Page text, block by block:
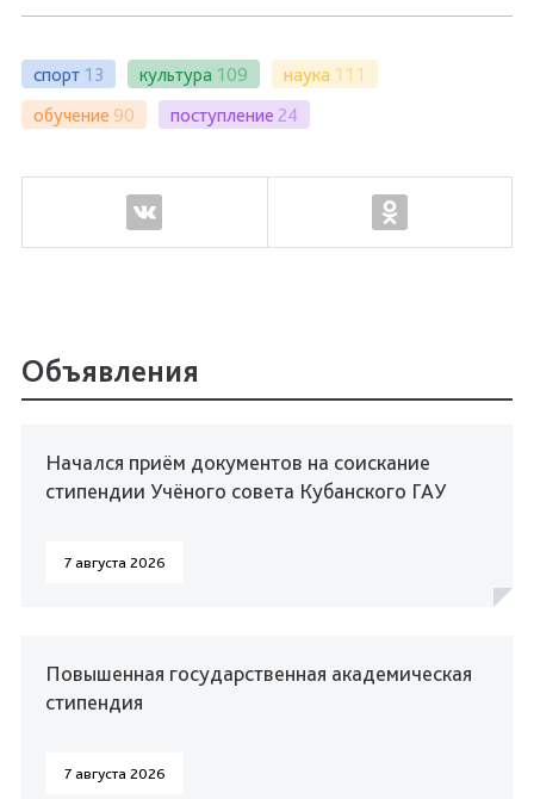
спорт 13 культура 109 наука 111
обучение 90 поступление 24
Объявления
Начался приём документов на соискание
стипендии Учёного совета Кубанского ГАУ
7 августа 2026
Повышенная государственная академическая
стипендия
7 августа 2026